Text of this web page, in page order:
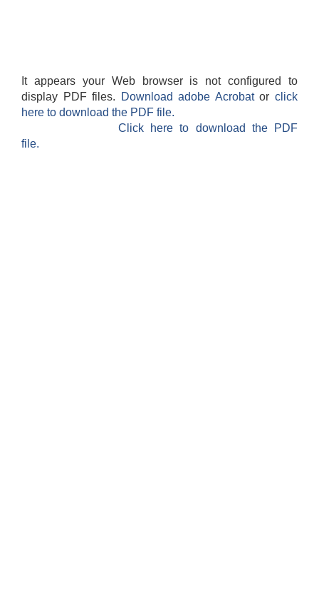
It appears your Web browser is not configured to
display PDF files.
Download adobe Acrobatorclick
here to download the PDF file.
Click here to download the PDF
file.